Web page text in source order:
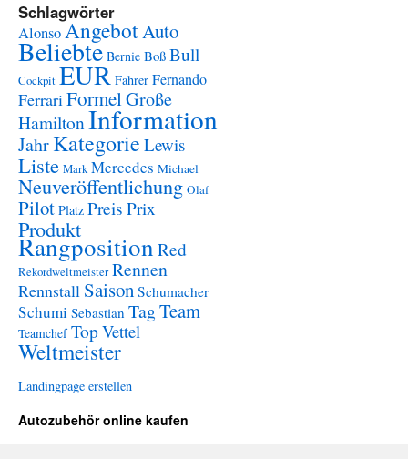
Schlagwörter
AlonsoAngebotAuto
Beliebte Bernie Boß Bull
Cockpit EUR Fahrer Fernando
FerrariFormelGroße
HamiltonInformation
JahrKategorie Lewis
Liste Mark Mercedes Michael
Neuveröffentlichung Olaf
Pilot Platz Preis Prix
Produkt
Rangposition Red
Rekordweltmeister Rennen
Rennstall Saison Schumacher
Schumi Sebastian TagTeam
Teamchef TopVettel
Weltmeister
Landingpage erstellen
Autozubehör online kaufen